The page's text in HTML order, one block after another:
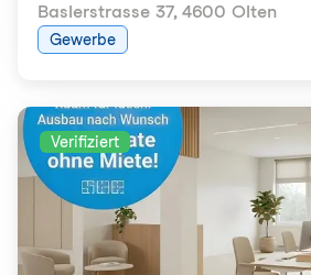
Baslerstrasse 37, 4600 Olten
Gewerbe
Verifiziert